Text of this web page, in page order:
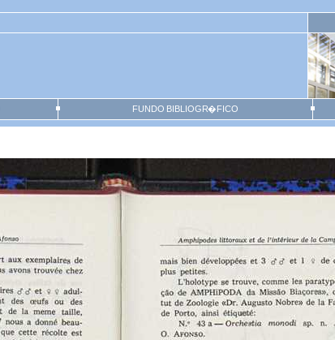
FUNDO BIBLIOGR�FICO